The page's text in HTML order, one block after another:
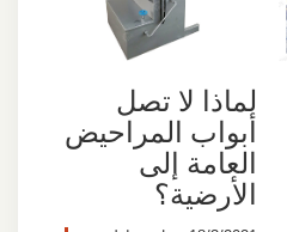
لماذا لا تصل
أبواب المراحيض
العامة إلى
الأرضية؟